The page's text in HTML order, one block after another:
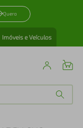
Quero
Imóveis e Veículos